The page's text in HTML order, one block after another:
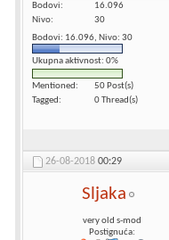
Bodovi
16.096
Nivo
30
Bodovi: 16.096, Nivo: 30
Ukupna aktivnost: 0%
Mentioned
50 Post(s)
Tagged
0 Thread(s)
26-08-2018 00:29
Sljaka
very old s-mod
Postignuća: